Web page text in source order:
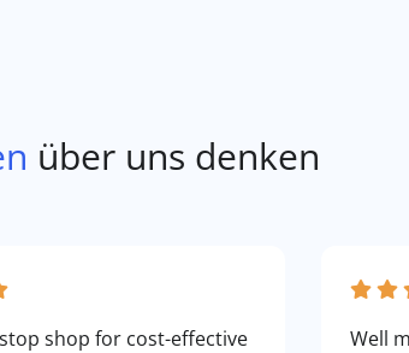
über uns denken
shop for cost-effective
Well